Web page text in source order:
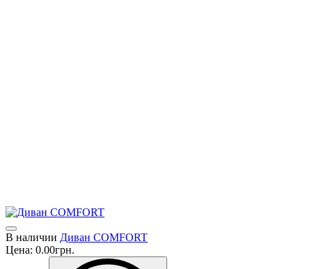
В наличии Диван COMFORT
Цена: 0.00грн.